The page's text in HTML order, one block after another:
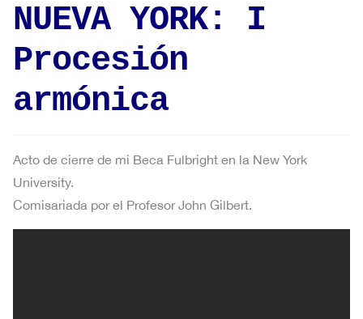
NUEVA YORK: I
Procesión
armónica
Acto de cierre de mi Beca Fulbright en la New York
University.
Comisariada por el Profesor John Gilbert.